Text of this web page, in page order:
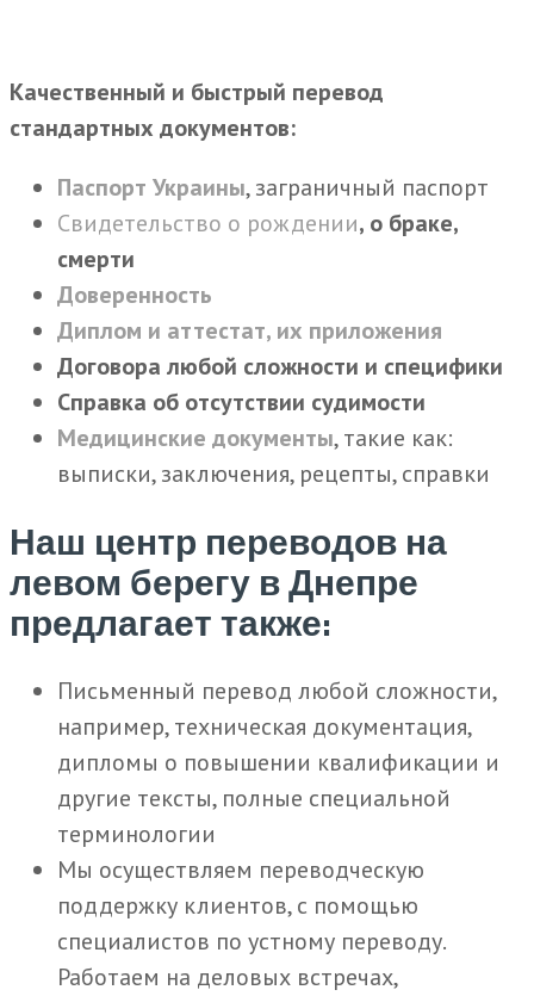
Качественный и быстрый перевод
стандартных документов:
Паспорт Украины, заграничный паспорт
Свидетельство о рождении, о браке,
смерти
Доверенность
Диплом и аттестат, их приложения
Договора любой сложности и специфики
Справка об отсутствии судимости
Медицинские документы, такие как:
выписки, заключения, рецепты, справки
Наш центр переводов на
левом берегу в Днепре
предлагает также:
Письменный перевод любой сложности,
например, техническая документация,
дипломы о повышении квалификации и
другие тексты, полные специальной
терминологии
Мы осуществляем переводческую
поддержку клиентов, с помощью
специалистов по устному переводу.
Работаем на деловых встречах,